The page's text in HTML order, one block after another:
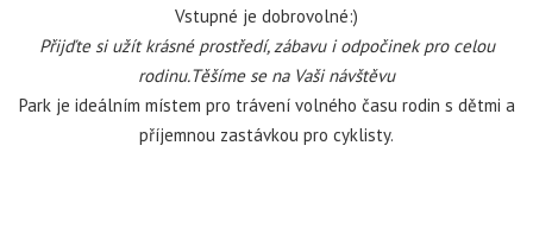
Vstupné je dobrovolné:)
Přijďte si užít krásné prostředí, zábavu i odpočinek pro celou
rodinu.Těšíme se na Vaši návštěvu
Park je ideálním místem pro trávení volného času rodin s dětmi a
příjemnou zastávkou pro cyklisty.